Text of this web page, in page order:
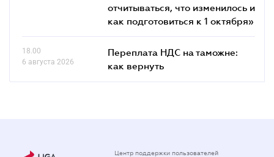
отчитываться, что изменилось и
как подготовиться к 1 октября»
18.00
6 августа 2026
Переплата НДС на таможне:
как вернуть
Центр поддержки пользователей